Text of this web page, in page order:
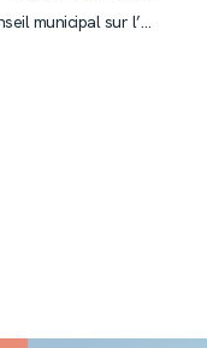
PLU : Conseil municipal sur l’arrêt du projet lundi